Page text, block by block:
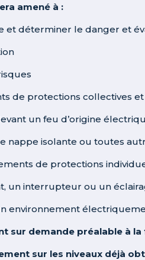
amené à :
et déterminer le danger et
de protections collectives
un feu d’origine
nappe isolante ou toutes
de protections
un interrupteur ou un
environnement
sur demande préalable à
sur les niveaux déjà